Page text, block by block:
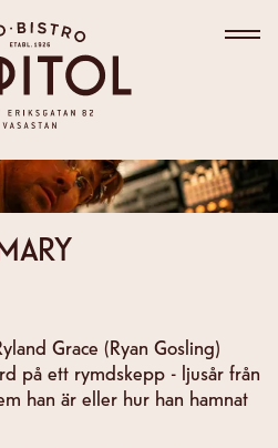
Grace (Ryan Gosling)
på ett rymdskepp - ljusår från
han är eller hur han hamnat